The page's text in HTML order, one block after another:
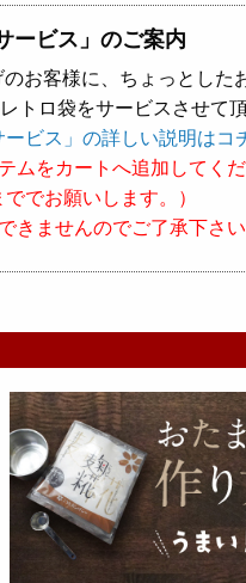
ービス」のご案内
お客様に、ちょっとした
トロ袋をサービスさせて
ビス」の詳しい説明は
ムをカートへ追加してくだ
でお願いします。）
きませんのでご了承下さい